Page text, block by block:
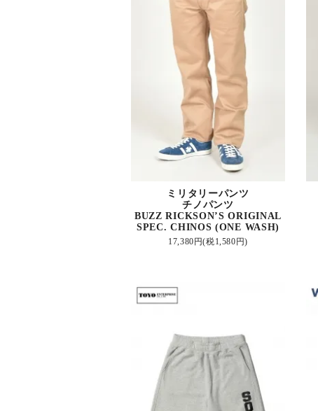
ミリタリーパンツ
チノパンツ
BUZZ RICKSON’S ORIGINAL
SPEC. CHINOS (ONE WASH)
17,380円(税1,580円)